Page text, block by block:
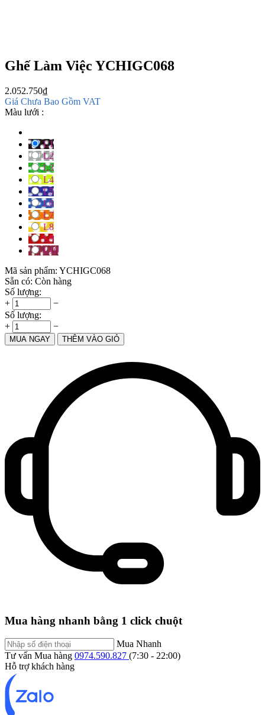
Ghế Làm Việc YCHIGC068
2.052.750₫
Giá Chưa Bao Gồm VAT
Màu lưới :
L1
L2
L3
L4
L5
L6
L7
L8
L9
L10
Mã sản phẩm: YCHIGC068
Sẵn có: Còn hàng
Số lượng:
+
−
Số lượng:
+
−
MUA NGAY THÊM VÀO GIỎ
Mua hàng nhanh bằng 1 click chuột
Mua Nhanh
Tư vấn Mua hàng 0974.590.827 (7:30 - 22:00)
Hỗ trợ khách hàng